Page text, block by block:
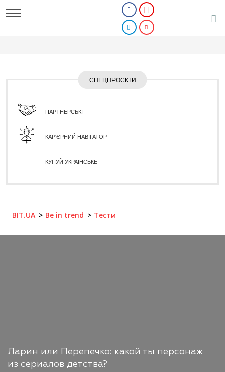
СПЕЦПРОЄКТИ
ПАРТНЕРСЬКІ
КАР'ЄРНИЙ НАВІГАТОР
КУПУЙ УКРАЇНСЬКЕ
BIT.UA Be in trend Тести
Ларин или Перепечко: какой ты персонаж
из сериалов детства?